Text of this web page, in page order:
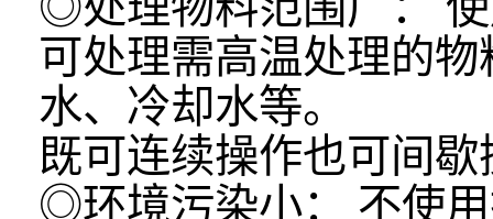
可处理需高温处理的
水、冷却水等。
既可连续操作也可间
◎环境污染小： 不使